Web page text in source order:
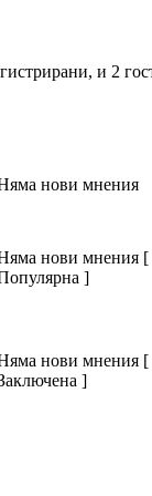
и 2
нови мнения
нови мнения [
]
нови мнения [
]